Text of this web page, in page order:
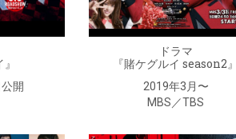
開
ドラマ
『賭ケグルイ season2
2019年3月〜
MBS／TBS